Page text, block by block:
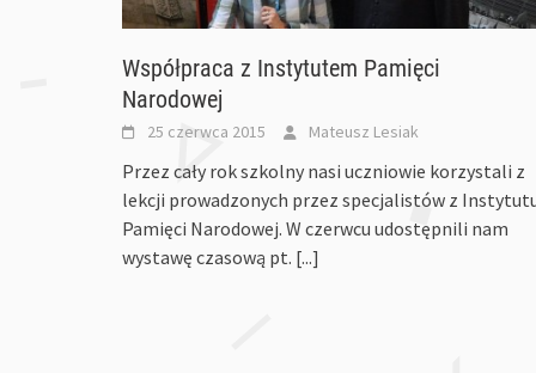
Współpraca z Instytutem Pamięci
Narodowej
25 czerwca 2015 Mateusz Lesiak
Przez cały rok szkolny nasi uczniowie korzystali z
lekcji prowadzonych przez specjalistów z
Pamięci Narodowej. W czerwcu udostępnili nam
wystawę czasową pt. [...]